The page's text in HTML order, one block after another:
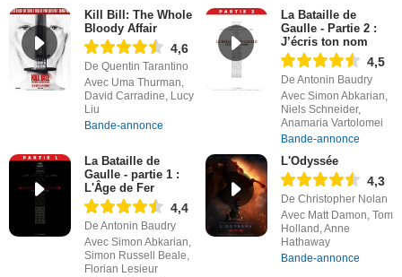
Kill Bill: The Whole
Bloody Affair
4,6
De Quentin Tarantino
Avec Uma Thurman,
David Carradine, Lucy
Liu
Bande-annonce
La Bataille de
Gaulle - Partie 2 :
J’écris ton nom
4,5
De Antonin Baudry
Avec Simon Abkarian,
Niels Schneider,
Anamaria Vartolomei
Bande-annonce
La Bataille de
Gaulle - partie 1 :
L'Âge de Fer
4,4
De Antonin Baudry
Avec Simon Abkarian,
Simon Russell Beale,
Florian Lesieur
L'Odyssée
4,3
De Christopher Nolan
Avec Matt Damon, Tom
Holland, Anne
Hathaway
Bande-annonce